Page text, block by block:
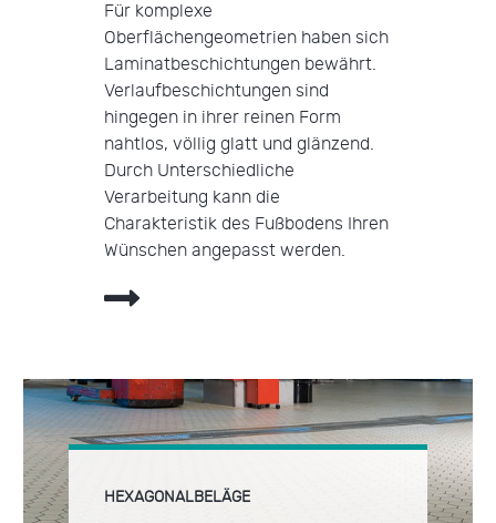
Für komplexe
Oberflächengeometrien haben sich
Laminatbeschichtungen bewährt.
Verlaufbeschichtungen sind
hingegen in ihrer reinen Form
nahtlos, völlig glatt und glänzend.
Durch Unterschiedliche
Verarbeitung kann die
Charakteristik des Fußbodens Ihren
Wünschen angepasst werden.
HEXAGONALBELÄGE